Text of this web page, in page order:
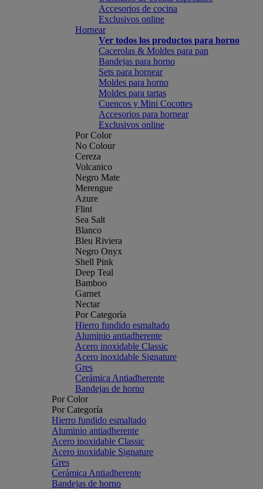
Accesorios de cocina
Exclusivos online
Hornear
Ver todos los productos para horno
Cacerolas & Moldes para pan
Bandejas para horno
Sets para hornear
Moldes para horno
Moldes para tartas
Cuencos y Mini Cocottes
Accesorios para hornear
Exclusivos online
Por Color
No Colour
Cereza
Volcanico
Negro Mate
Merengue
Azure
Flint
Sea Salt
Blanco
Bleu Riviera
Negro Onyx
Shell Pink
Deep Teal
Bamboo
Garnet
Nectar
Por Categoría
Hierro fundido esmaltado
Aluminio antiadherente
Acero inoxidable Classic
Acero inoxidable Signature
Gres
Cerámica Antiadherente
Bandejas de horno
Por Color
Por Categoría
Hierro fundido esmaltado
Aluminio antiadherente
Acero inoxidable Classic
Acero inoxidable Signature
Gres
Cerámica Antiadherente
Bandejas de horno